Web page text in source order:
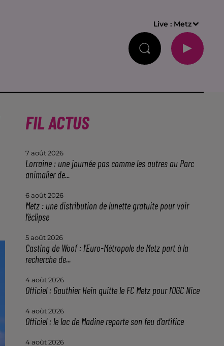
Live : Metz
FIL ACTUS
7 août 2026
Lorraine : une journée pas comme les autres au Parc
animalier de...
6 août 2026
Metz : une distribution de lunette gratuite pour voir
l’éclipse
5 août 2026
Casting de Woof : l'Euro-Métropole de Metz part à la
recherche de...
4 août 2026
Officiel : Gauthier Hein quitte le FC Metz pour l'OGC Nice
4 août 2026
Officiel : le lac de Madine reporte son feu d’artifice
4 août 2026